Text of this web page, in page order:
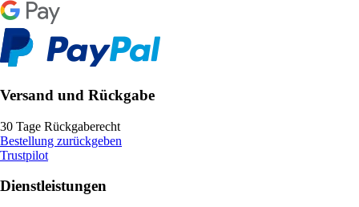
Versand und Rückgabe
30 Tage Rückgaberecht
Bestellung zurückgeben
Trustpilot
Dienstleistungen